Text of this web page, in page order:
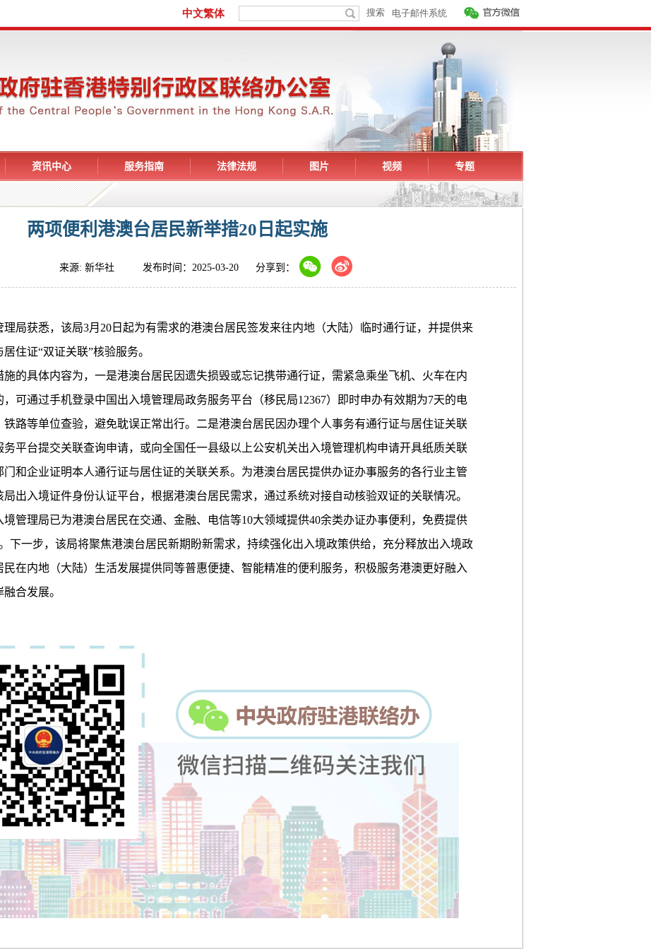
资讯中心 服务指南 法律法规 图片 视频 专题
两项便利港澳台居民新举措20日起实施
来源: 新华社 发布时间：2025-03-20 分享到：
获悉，该局3月20日起为有需求的港澳台居民签发来往内地（大陆）临时通行证，并提供来
住证“双证关联”核验服务。
具体内容为，一是港澳台居民因遗失损毁或忘记携带通行证，需紧急乘坐飞机、火车在内
可通过手机登录中国出入境管理局政务服务平台（移民局12367）即时申办有效期为7天的电
路等单位查验，避免耽误正常出行。二是港澳台居民因办理个人事务有通行证与居住证关联
平台提交关联查询申请，或向全国任一县级以上公安机关出入境管理机构申请开具纸质关联
和企业证明本人通行证与居住证的关联关系。为港澳台居民提供办证办事服务的各行业主管
出入境证件身份认证平台，根据港澳台居民需求，通过系统对接自动核验双证的关联情况。
理局已为港澳台居民在交通、金融、电信等10大领域提供40余类办证办事便利，免费提供
下一步，该局将聚焦港澳台居民新期盼新需求，持续强化出入境政策供给，充分释放出入境政
在内地（大陆）生活发展提供同等普惠便捷、智能精准的便利服务，积极服务港澳更好融入
合发展。